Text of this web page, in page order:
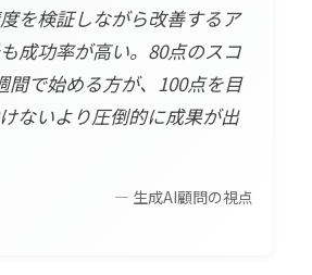
を検証しながら改善するア
成功率が高い。80点のスコ
間で始める方が、100点を目
ないより圧倒的に成果が出
— 生成AI顧問の視点